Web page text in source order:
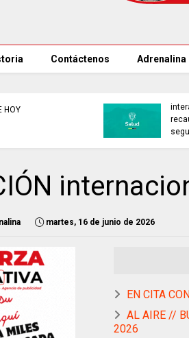
Contáctenos Adrenalina
HOY
martes, 16 de junio de 2026
EN CITA
AL AIRE //
2026